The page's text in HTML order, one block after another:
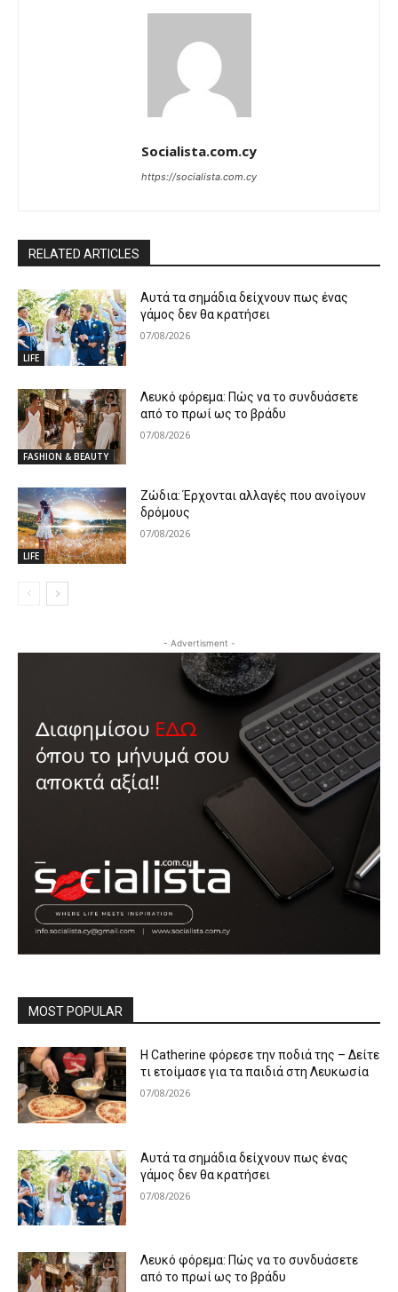
Socialista.com.cy
https://socialista.com.cy
RELATED ARTICLES
LIFE
Αυτά τα σημάδια δείχνουν πως ένας
γάμος δεν θα κρατήσει
07/08/2026
FASHION & BEAUTY
Λευκό φόρεμα: Πώς να το συνδυάσετε
από το πρωί ως το βράδυ
07/08/2026
LIFE
Ζώδια: Έρχονται αλλαγές που ανοίγουν
δρόμους
07/08/2026
- Advertisment -
MOST POPULAR
Η Catherine φόρεσε την ποδιά της – Δείτε
τι ετοίμασε για τα παιδιά στη Λευκωσία
07/08/2026
Αυτά τα σημάδια δείχνουν πως ένας
γάμος δεν θα κρατήσει
07/08/2026
Λευκό φόρεμα: Πώς να το συνδυάσετε
από το πρωί ως το βράδυ